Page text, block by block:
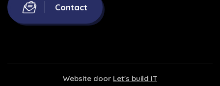
Contact
Website door Let's build IT